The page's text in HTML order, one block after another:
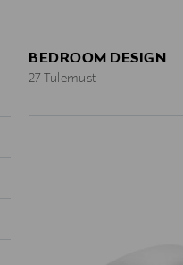
BEDROOM DESIGN
27 Tulemust